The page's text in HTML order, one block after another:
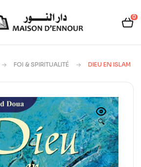
0
FOI & SPIRITUALITÉ DIEU EN ISLAM
🔍